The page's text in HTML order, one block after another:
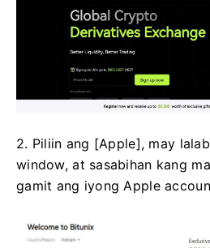
2. Piliin ang [Apple], may
window, at sasabihan kang
gamit ang iyong Apple